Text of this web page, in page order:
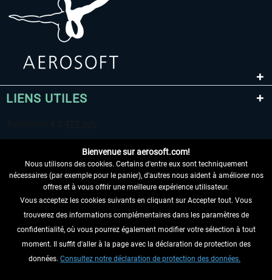
LIENS UTILES
RENONCER AU CONTRAT ICI
INFORMATIONS
NE MANQUEZ PAS LES DERNIÈRES
Bienvenue sur aerosoft.com!
Nous utilisons des cookies. Certains d'entre eux sont techniquement
nécessaires (par exemple pour le panier), d'autres nous aident à améliorer nos
offres et à vous offrir une meilleure expérience utilisateur.
Vous acceptez les cookies suivants en cliquant sur Accepter tout. Vous
trouverez des informations complémentaires dans les paramètres de
confidentialité, où vous pourrez également modifier votre sélection à tout
moment. Il suffit d'aller à la page avec la déclaration de protection des
données. Consultez notre déclaration de protection des données.